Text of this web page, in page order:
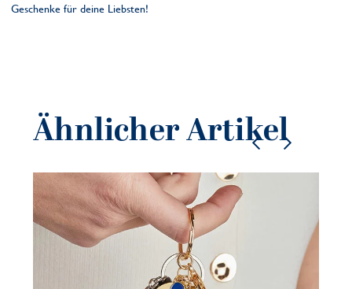
Geschenke für deine Liebsten!
Ähnlicher Artikel